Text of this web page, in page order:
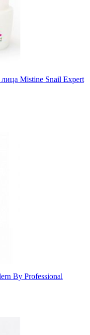
Mistine Snail Expert
By Professional